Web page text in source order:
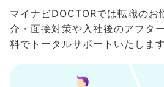
マイナビDOCTORでは転職のお
介・面接対策や入社後のアフタ
料でトータルサポートいたします